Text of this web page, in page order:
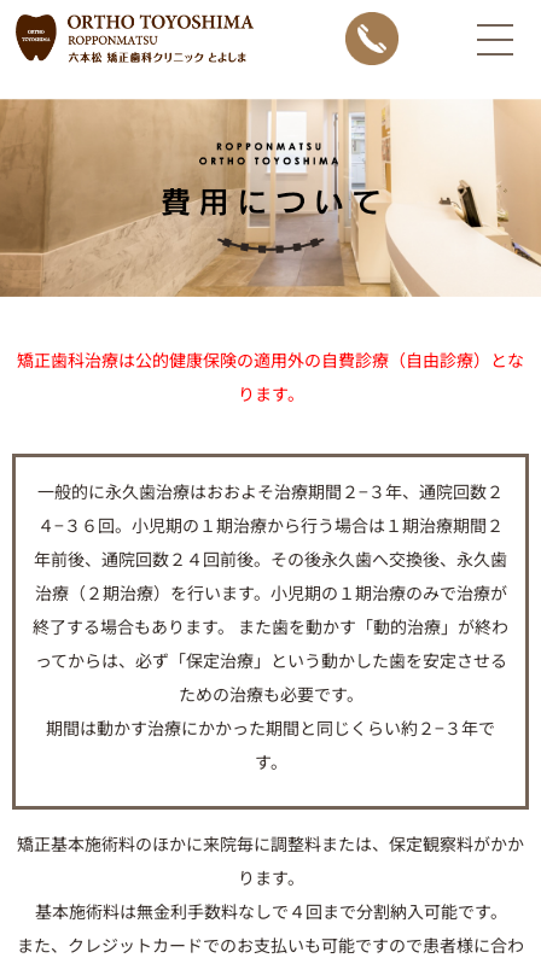
キ
矯正歯科治療は公的健康保険の適用外の自費診療（自由診療）とな
ります。
一般的に永久歯治療はおおよそ治療期間２−３年、通院回数２
４−３６回。小児期の１期治療から行う場合は１期治療期間２
年前後、通院回数２４回前後。その後永久歯へ交換後、永久歯
治療（２期治療）を行います。小児期の１期治療のみで治療が
終了する場合もあります。 また歯を動かす「動的治療」が終わ
ってからは、必ず「保定治療」という動かした歯を安定させる
ための治療も必要です。
期間は動かす治療にかかった期間と同じくらい約２−３年で
す。
矯正基本施術料のほかに来院毎に調整料または、保定観察料がかか
ります。
基本施術料は無金利手数料なしで４回まで分割納入可能です。
また、クレジットカードでのお支払いも可能ですので患者様に合わ